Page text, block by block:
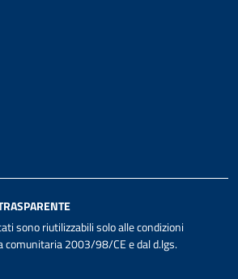
sono riutilizzabili solo alle condizioni
comunitaria 2003/98/CE e dal d.lgs.